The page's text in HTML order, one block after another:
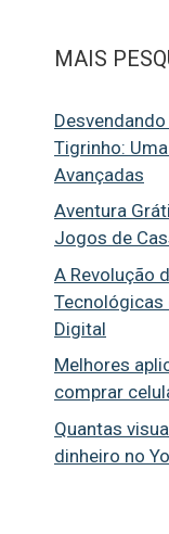
MAIS
Tigrinho:
Avançadas
Aventura
Jogos de
A Revolução
Tecnológicas
Digital
Melhores
comprar
Quantas
dinheiro no